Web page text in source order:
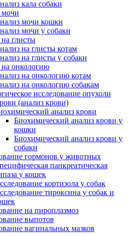
кала собаки
мочи
мочи кошки
мочи у собаки
глисты
на глисты котам
на глисты у собаки
онкологию
на онкологию котам
на онкологию собакам
исследование опухоли
(анализ крови)
анализ крови
Биохимический анализ крови у
кошки
Биохимический анализ крови у
собаки
гормонов у животных
панкреатическая
у кошек
кортизола у собак
тироксина у собак и
на пироплазмоз
выпотов
вагинальных мазков